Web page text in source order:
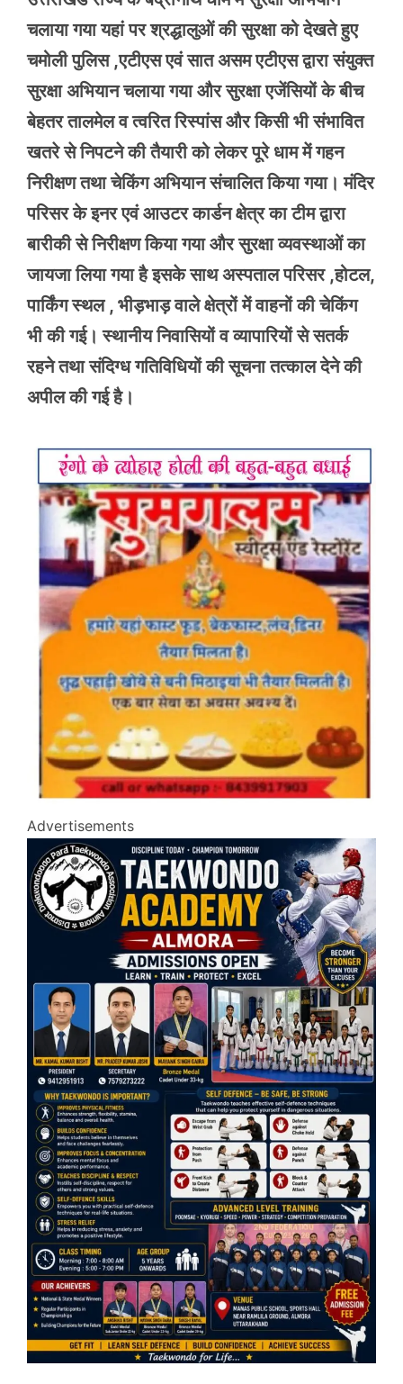
चलाया गया यहां पर श्रद्धालुओं की सुरक्षा को देखते हुए
चमोली पुलिस ,एटीएस एवं सात असम एटीएस द्वारा संयुक्त
सुरक्षा अभियान चलाया गया और सुरक्षा एजेंसियों के बीच
बेहतर तालमेल व त्वरित रिस्पांस और किसी भी संभावित
खतरे से निपटने की तैयारी को लेकर पूरे धाम में गहन
निरीक्षण तथा चेकिंग अभियान संचालित किया गया। मंदिर
परिसर के इनर एवं आउटर कार्डन क्षेत्र का टीम द्वारा
बारीकी से निरीक्षण किया गया और सुरक्षा व्यवस्थाओं का
जायजा लिया गया है इसके साथ अस्पताल परिसर ,होटल,
पार्किंग स्थल , भीड़भाड़ वाले क्षेत्रों में वाहनों की चेकिंग
भी की गई। स्थानीय निवासियों व व्यापारियों से सतर्क
रहने तथा संदिग्ध गतिविधियों की सूचना तत्काल देने की
अपील की गई है।
Advertisements